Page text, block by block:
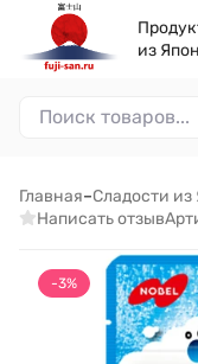
из
Главная–Сладости
Написать отзыв
-3%